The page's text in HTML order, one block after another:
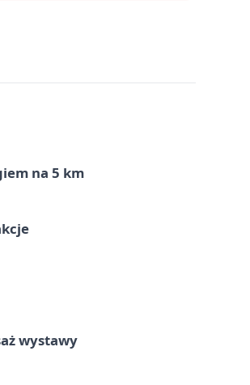
na 5 km
wystawy